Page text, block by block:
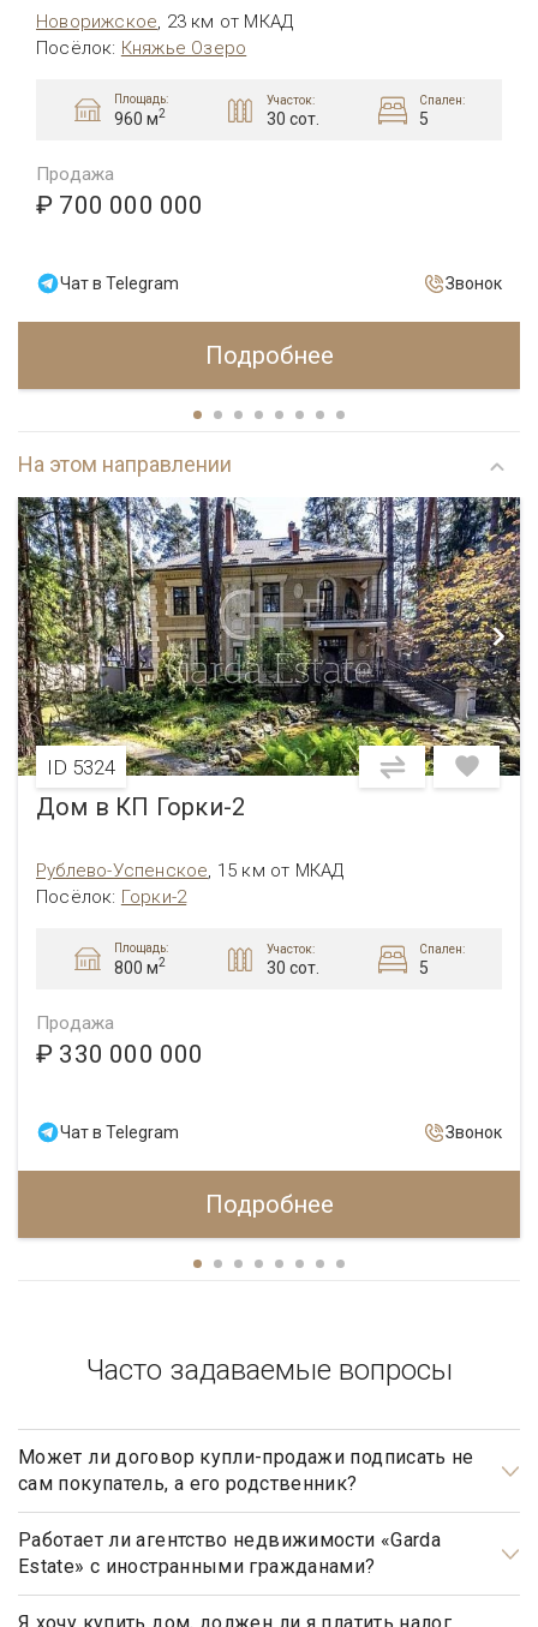
Новорижское, 23 км от МКАД
Посёлок: Княжье Озеро
Площадь:
960 м2
Участок:
30 сот.
Спален:
5
Продажа
₽ 700 000 000
Чат в Telegram Звонок
Подробнее
На этом направлении
ID 5324
Дом в КП Горки-2
Рублево-Успенское, 15 км от МКАД
Посёлок: Горки-2
Площадь:
800 м2
Участок:
30 сот.
Спален:
5
Продажа
₽ 330 000 000
Чат в Telegram Звонок
Подробнее
Часто задаваемые вопросы
Может ли договор купли-продажи подписать не
сам покупатель, а его родственник?
Может, но для этого необходимо иметь действующую
нотариально заверенную доверенность.
Работает ли агентство недвижимости «Garda
Estate» с иностранными гражданами?
Да, наше агентство недвижимости, работает с
иностранными гражданами не резидентами РФ.